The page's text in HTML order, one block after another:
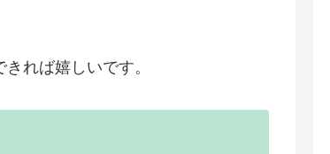
れば嬉しいです。